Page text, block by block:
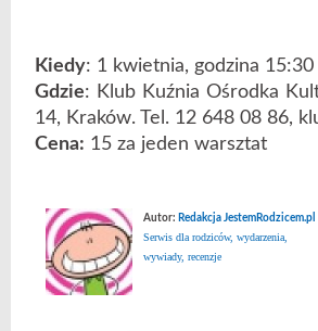
Kiedy: 1 kwietnia, godzina
Gdzie: Klub Kuźnia Ośrodka
14, Kraków. Tel. 12 648 08 86,
Cena: 15 za jeden warsztat
Autor: Redakcja JestemRodzicem.pl
Serwis dla rodziców, wydarzenia,
wywiady, recenzje